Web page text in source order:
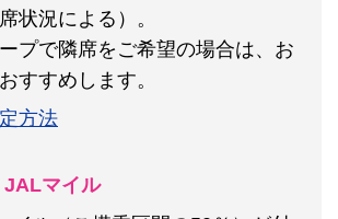
状況による）。
プで隣席をご希望の場合は、お
すすめします。
方法
マイル